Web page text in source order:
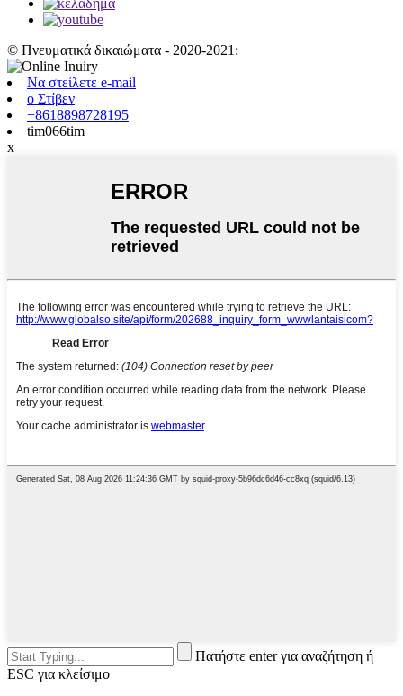
© Πνευματικά δικαιώματα - 2020-2021:
Να στείλετε e-mail
ο Στίβεν
+8618898728195
tim066tim
x
Πατήστε enter για αναζήτηση ή
ESC για κλείσιμο